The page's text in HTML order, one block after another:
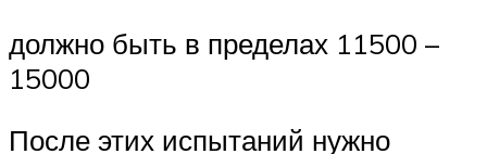
должно быть в пределах 11500 –
15000
После этих испытаний нужно